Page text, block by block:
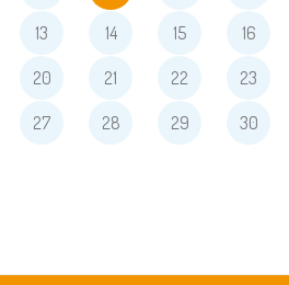
13 14 15 16
20 21 22 23
27 28 29 30